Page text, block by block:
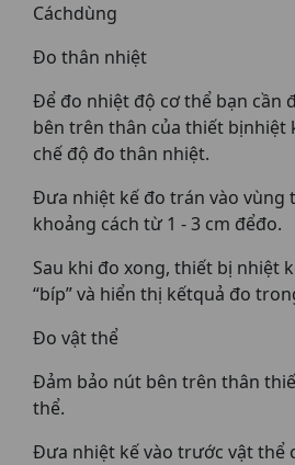
Cáchdùng
Đo thân nhiệt
Để đo nhiệt độ cơ thể bạn cần
bên trên thân của thiết bịnhiệt
chế độ đo thân nhiệt.
Đưa nhiệt kế đo trán vào vùng
khoảng cách từ 1 - 3 cm đểđo.
Sau khi đo xong, thiết bị nhiệt
“bíp” và hiển thị kếtquả đo
Đo vật thể
Đảm bảo nút bên trên thân
thể.
Đưa nhiệt kế vào trước vật thể